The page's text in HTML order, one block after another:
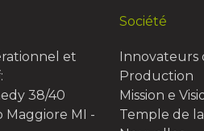
et
38/40
Maggiore MI -
Société
Innovateurs
Production
Mission e
Temple de